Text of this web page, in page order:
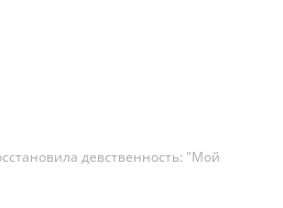
девственность: "Мой